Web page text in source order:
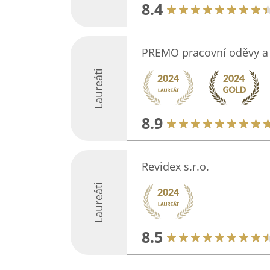
8.4
Laureáti
PREMO pracovní oděvy
8.9
Laureáti
Revidex s.r.o.
8.5